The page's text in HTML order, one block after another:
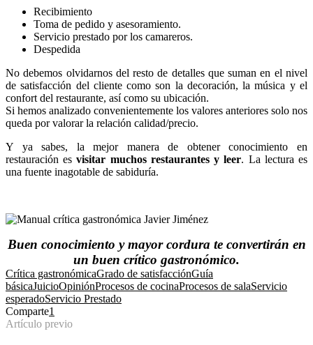
Recibimiento
Toma de pedido y asesoramiento.
Servicio prestado por los camareros.
Despedida
No debemos olvidarnos del resto de detalles que suman en el nivel
de satisfacción del cliente como son la decoración, la música y el
confort del restaurante, así como su ubicación.
Si hemos analizado convenientemente los valores anteriores solo nos
queda por valorar la relación calidad/precio.
Y ya sabes, la mejor manera de obtener conocimiento en
restauración esvisitar muchos restaurantes y leer. La lectura es
una fuente inagotable de sabiduría.
Buen conocimiento y mayor cordura te convertirán en
un buen crítico gastronómico.
Crítica gastronómicaGrado de satisfacciónGuía
básicaJuicioOpiniónProcesos de cocinaProcesos de salaServicio
esperadoServicio Prestado
Comparte1
Artículo previo